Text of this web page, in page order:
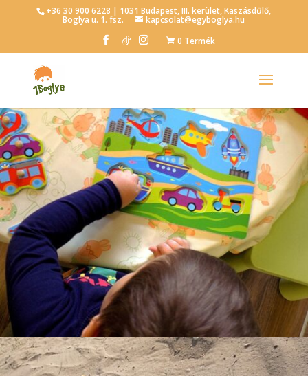
+36 30 900 6228 | 1031 Budapest, III. kerület, Kaszásdűlő,
Boglya u. 1. fsz.
kapcsolat@egyboglya.hu
0 Termék